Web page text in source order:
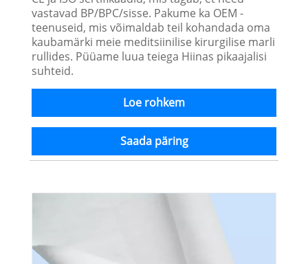
vastavad BP/BPC/sisse. Pakume ka OEM -
teenuseid, mis võimaldab teil kohandada oma
kaubamärki meie meditsiinilise kirurgilise marli
rullides. Püüame luua teiega Hiinas pikaajalisi
suhteid.
Loe rohkem
Saada päring